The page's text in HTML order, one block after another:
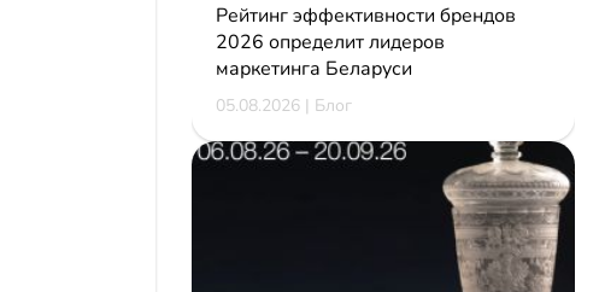
Рейтинг эффективности брендов
2026 определит лидеров
маркетинга Беларуси
05.08.2026 | Блог